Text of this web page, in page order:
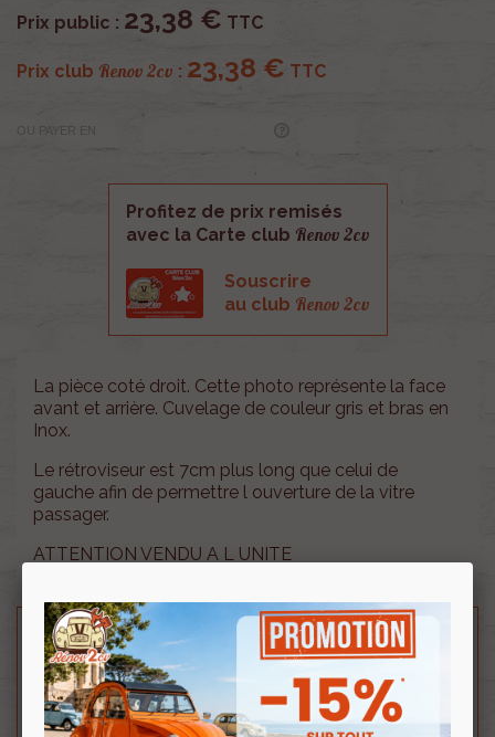
Prix public : 23,38 € TTC
Prix club Renov 2cv : 23,38 € TTC
OU PAYER EN
Profitez de prix remisés
avec la Carte club Renov 2cv
Souscrire
au club Renov 2cv
La pièce coté droit. Cette photo représente la face
avant et arrière. Cuvelage de couleur gris et bras en
Inox.
Le rétroviseur est 7cm plus long que celui de
gauche afin de permettre l ouverture de la vitre
passager.
ATTENTION VENDU A L UNITE
Besoin d'un renseignement technique sur le produit
? N'hésitez pas à contacter notre service
technique au0254 277 154
ou par mail à
renov2cv.technique@gmail.com